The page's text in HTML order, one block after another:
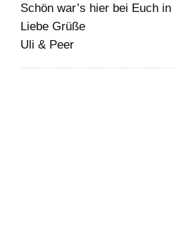
Schön war’s hier bei Euch
Liebe Grüße
Uli & Peer